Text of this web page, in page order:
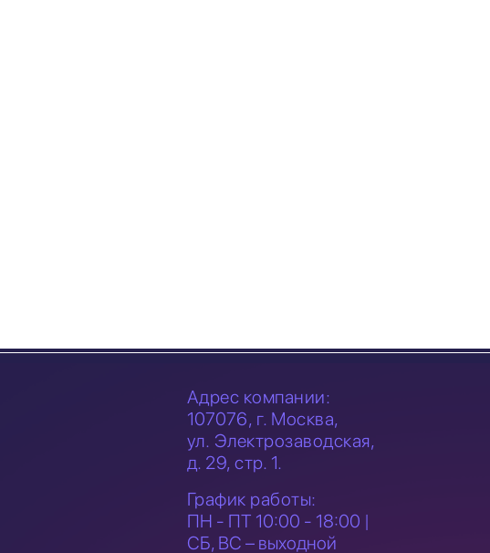
Адрес компании:
107076, г. Москва,
ул. Электрозаводская,
д. 29, стр. 1.
График работы:
ПН - ПТ 10:00 - 18:00 |
СБ, ВС – выходной